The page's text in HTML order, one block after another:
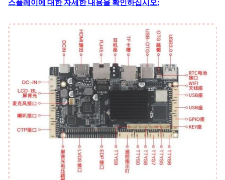
스플레이에 대한 자세한 내용을 확인하십시오: